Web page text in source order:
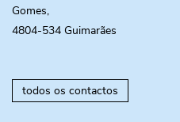
Gomes,
4804-534 Guimarães
todos os contactos